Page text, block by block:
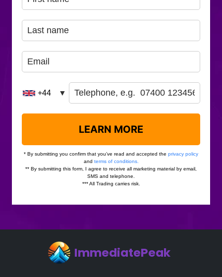
ImmediatePeak